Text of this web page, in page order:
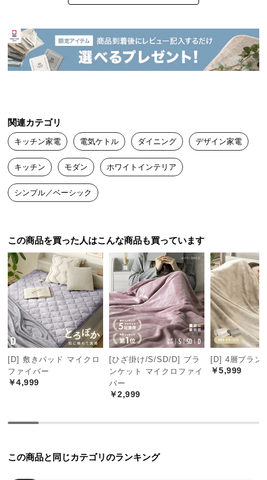
商
品
の
配
い
て
小
型
商
配
送
つ
い
て
開
梱
設
置
つ
ヒビキ 2022/02/12
関連カテゴリ
キッチン家電 電気ケトル ダイニング デザイン家電
キッチン モダン ホワイトインテリア
シンプル／ベーシック
この商品を買った人はこんな商品も買っています
[D] 敷きパッド マイクロ
ファイバー
￥4,999
[ひざ掛け/S/SD/D] ブラ
ンケット マイクロファイ
バー
￥2,999
[D] 4層ブラン
￥5,999
この商品と同じカテゴリのランキング